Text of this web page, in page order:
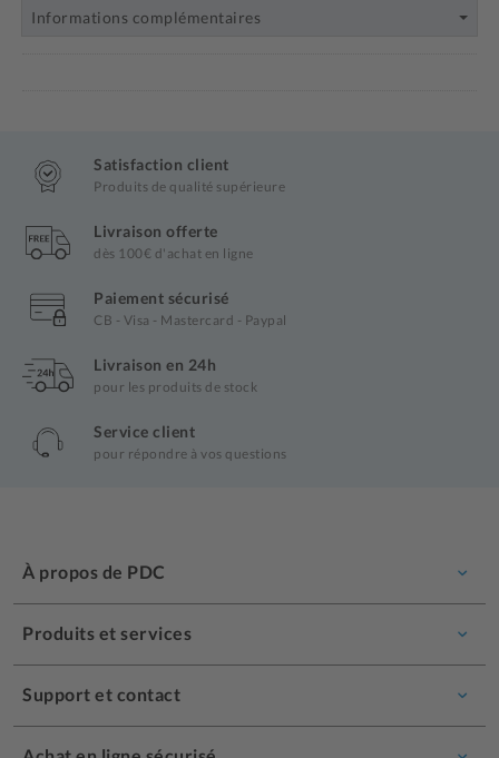
Informations complémentaires
Satisfaction client
Produits de qualité supérieure
Livraison offerte
dès 100€ d'achat en ligne
Paiement sécurisé
CB - Visa - Mastercard - Paypal
Livraison en 24h
pour les produits de stock
Service client
pour répondre à vos questions
À propos de PDC
Produits et services
Support et contact